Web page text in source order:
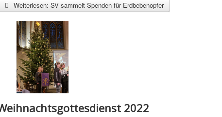
Weiterlesen: SV sammelt Spenden für Erdbebenopfer
2022